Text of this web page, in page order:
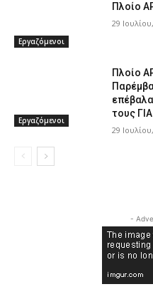
Εργαζόμενοι
Πλοίο
29
Εργαζόμενοι
Πλοίο
τους
29
-